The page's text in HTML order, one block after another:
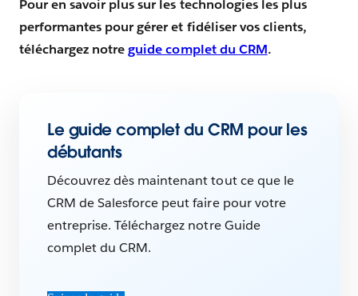
Pour en savoir plus sur les technologies les plus
performantes pour gérer et fidéliser vos clients,
téléchargez notreguide complet du CRM.
Le guide complet du CRM pour les
débutants
Découvrez dès maintenant tout ce que le
CRM de Salesforce peut faire pour votre
entreprise. Téléchargez notre Guide
complet du CRM.